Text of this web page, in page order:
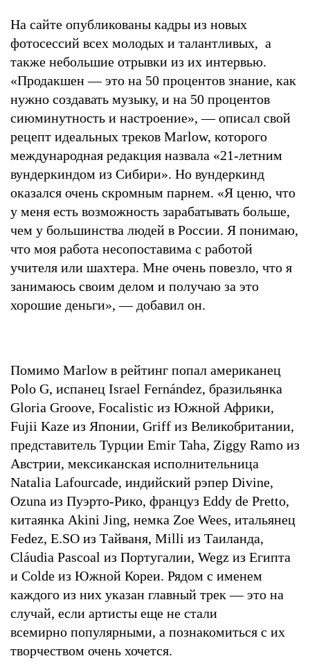
На сайте опубликованы кадры из новых
фотосессий всех молодых и талантливых, а
также небольшие отрывки из их интервью.
«Продакшен — это на 50 процентов знание, как
нужно создавать музыку, и на 50 процентов
сиюминутность и настроение», — описал свой
рецепт идеальных треков Marlow, которого
международная редакция назвала «21-летним
вундеркиндом из Сибири». Но вундеркинд
оказался очень скромным парнем. «Я ценю, что
у меня есть возможность зарабатывать больше,
чем у большинства людей в России. Я понимаю,
что моя работа несопоставима с работой
учителя или шахтера. Мне очень повезло, что я
занимаюсь своим делом и получаю за это
хорошие деньги», — добавил он.
Помимо Marlow в рейтинг попал американец
Polo G, испанец Israel Fernández, бразильянка
Gloria Groove, Focalistic из Южной Африки,
Fujii Kaze из Японии, Griff из Великобритании,
представитель Турции Emir Taha, Ziggy Ramo из
Австрии, мексиканская исполнительница
Natalia Lafourcade, индийский рэпер Divine,
Ozuna из Пуэрто-Рико, француз Eddy de Pretto,
китаянка Akini Jing, немка Zoe Wees, итальянец
Fedez, E.SO из Тайваня, Milli из Таиланда,
Cláudia Pascoal из Португалии, Wegz из Египта
и Colde из Южной Кореи. Рядом с именем
каждого из них указан главный трек — это на
случай, если артисты еще не стали
всемирно популярными, а познакомиться с их
творчеством очень хочется.